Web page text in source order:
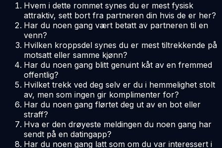
Hvem i dette rommet synes du er mest fysisk
attraktiv, sett bort fra partneren din hvis de er her?
Har du noen gang vært betatt av partneren til en
venn?
Hvilken kroppsdel synes du er mest tiltrekkende på
motsatt eller samme kjønn?
Har du noen gang blitt genuint kåt av en fremmed
offentlig?
Hvilket trekk ved deg selv er du i hemmelighet stolt
av, men som ingen gir komplimenter for?
Har du noen gang flørtet deg ut av en bot eller
straff?
Hva er den drøyeste meldingen du noen gang har
sendt på en datingapp?
Har du noen gang latt som om du var interessert i